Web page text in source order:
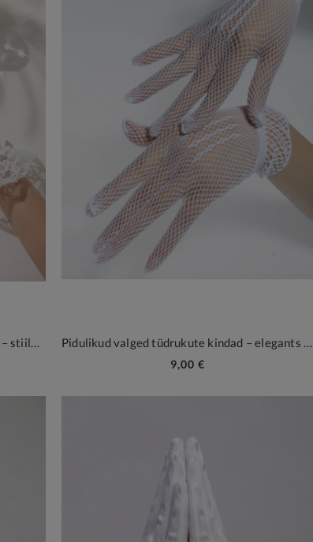
Elegantsed tüdrukute pidulikud kindad – stiilne aksessuaar erilisteks hetkedeks Pidulikud valged tüdrukute kindad – elegants ja mugavus
9,00 €